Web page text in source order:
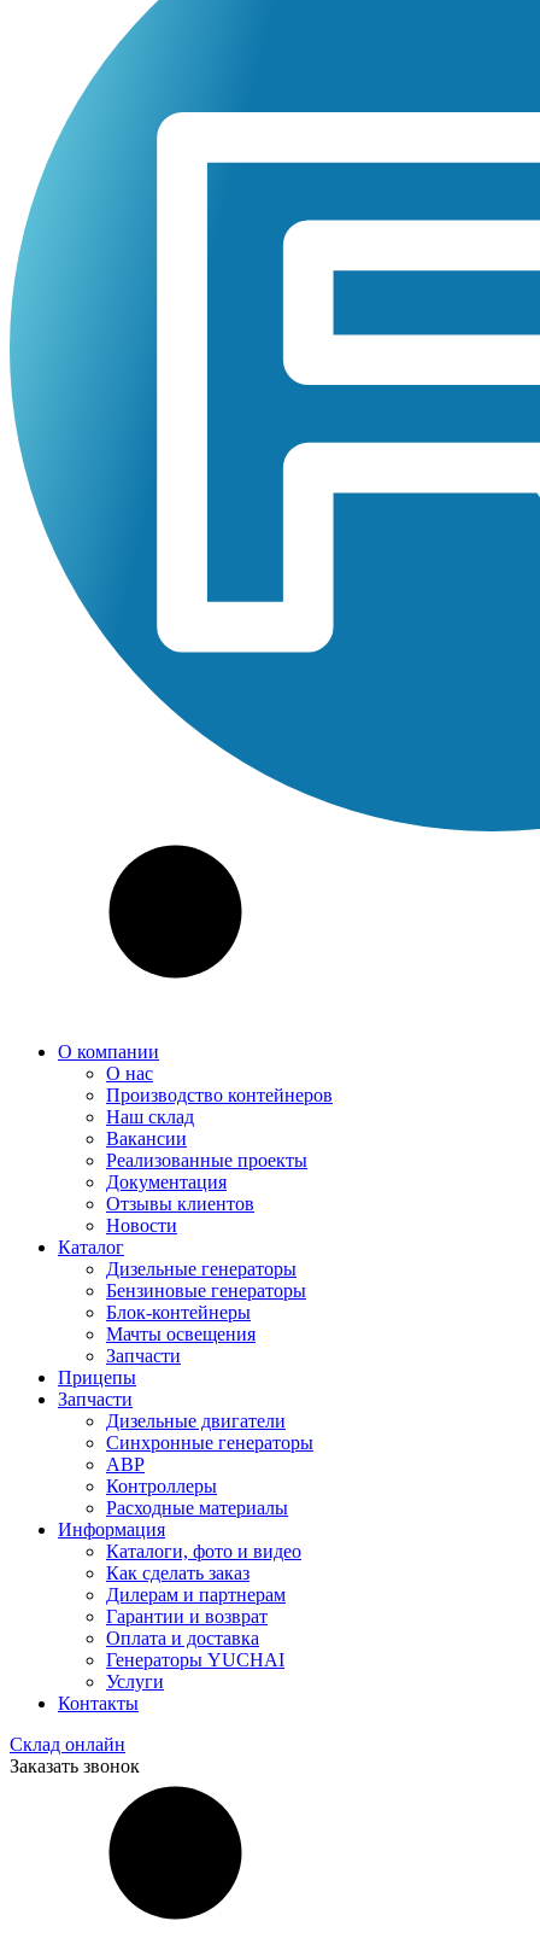
О компании
О нас
Производство контейнеров
Наш склад
Вакансии
Реализованные проекты
Документация
Отзывы клиентов
Новости
Каталог
Дизельные генераторы
Бензиновые генераторы
Блок-контейнеры
Мачты освещения
Запчасти
Прицепы
Запчасти
Дизельные двигатели
Синхронные генераторы
АВР
Контроллеры
Расходные материалы
Информация
Каталоги, фото и видео
Как сделать заказ
Дилерам и партнерам
Гарантии и возврат
Оплата и доставка
Генераторы YUCHAI
Услуги
Контакты
Склад онлайн
Заказать звонок